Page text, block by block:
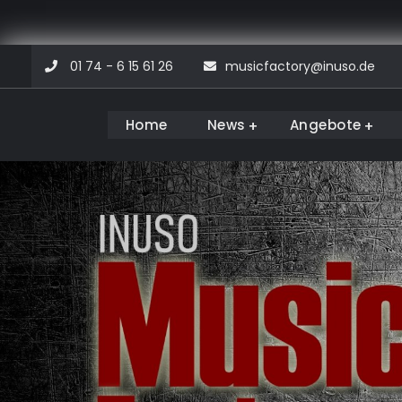
content
01 74 - 6 15 61 26 musicfactory@inuso.de
Musicfactory
Home News Angebote